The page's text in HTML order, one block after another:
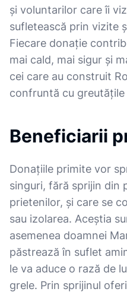
și voluntarilor care îi
sufletească prin vizite
Fiecare donație
mai cald, mai sigur și
cei care au construit
confruntă cu
Beneficiarii
Donațiile primite vor
singuri, fără sprijin din
prietenilor, și care se
sau izolarea. Aceștia
asemenea doamnei
păstrează în suflet
le va aduce o rază de
grele. Prin sprijinul